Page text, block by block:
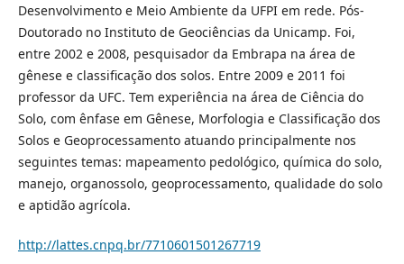
Desenvolvimento e Meio Ambiente da UFPI em rede. Pós-
Doutorado no Instituto de Geociências da Unicamp. Foi,
entre 2002 e 2008, pesquisador da Embrapa na área de
gênese e classificação dos solos. Entre 2009 e 2011 foi
professor da UFC. Tem experiência na área de Ciência do
Solo, com ênfase em Gênese, Morfologia e Classificação dos
Solos e Geoprocessamento atuando principalmente nos
seguintes temas: mapeamento pedológico, química do solo,
manejo, organossolo, geoprocessamento, qualidade do solo
e aptidão agrícola.
http://lattes.cnpq.br/7710601501267719